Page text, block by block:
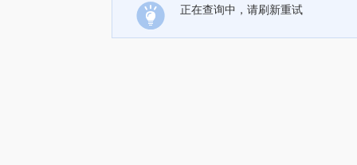
正在查询中，请刷新重试